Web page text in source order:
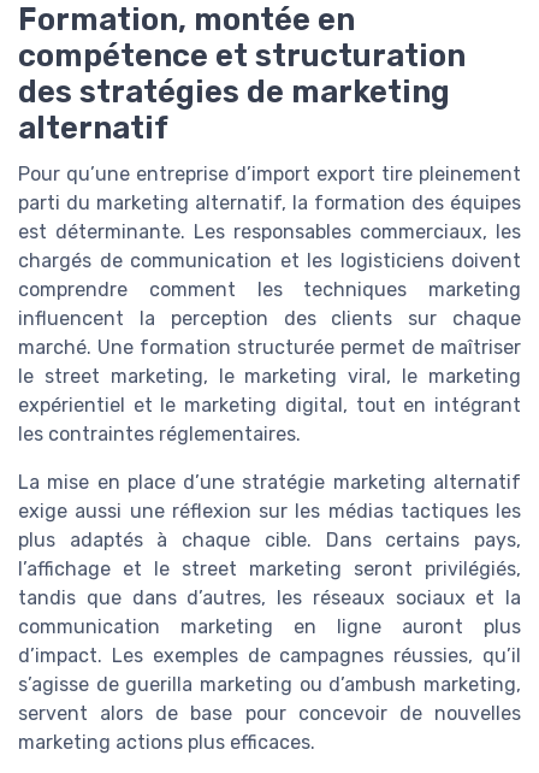
Formation, montée en
compétence et structuration
des stratégies de marketing
alternatif
Pour qu’une entreprise d’import export tire pleinement
parti du marketing alternatif, la formation des équipes
est déterminante. Les responsables commerciaux, les
chargés de communication et les logisticiens doivent
comprendre comment les techniques marketing
influencent la perception des clients sur chaque
marché. Une formation structurée permet de maîtriser
le street marketing, le marketing viral, le marketing
expérientiel et le marketing digital, tout en intégrant
les contraintes réglementaires.
La mise en place d’une stratégie marketing alternatif
exige aussi une réflexion sur les médias tactiques les
plus adaptés à chaque cible. Dans certains pays,
l’affichage et le street marketing seront privilégiés,
tandis que dans d’autres, les réseaux sociaux et la
communication marketing en ligne auront plus
d’impact. Les exemples de campagnes réussies, qu’il
s’agisse de guerilla marketing ou d’ambush marketing,
servent alors de base pour concevoir de nouvelles
marketing actions plus efficaces.